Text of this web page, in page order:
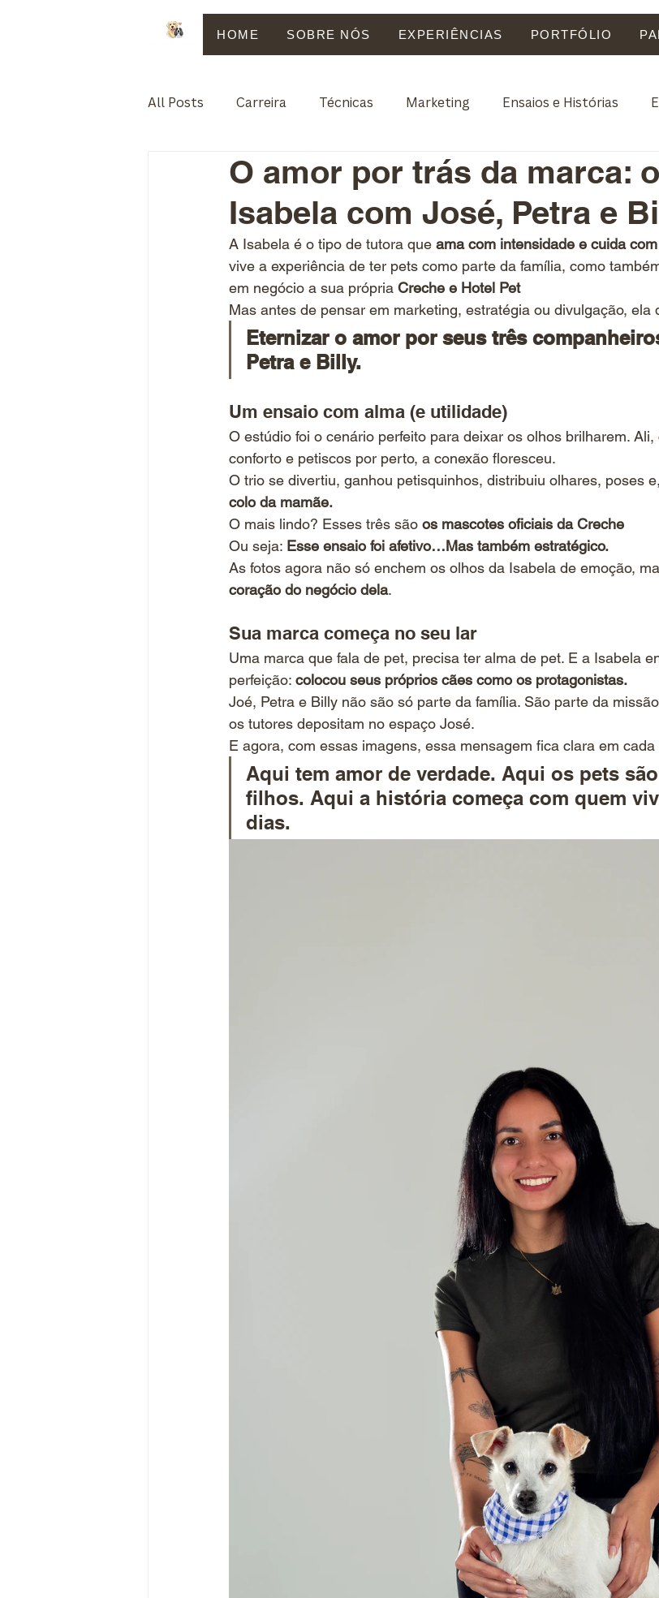
HOME SOBRE NÓS EXPERIÊNCIAS PORTFÓLIO
All Posts Carreira Técnicas Marketing Ensaios e Histórias
Vendas e Negócios Para tutores
O amor por trás da marca:
Isabela com José, Petra e
A Isabela é o tipo de tutora que ama com intensidade e cuida
vive a experiência de ter pets como parte da família, como
em negócio a sua própria Creche e Hotel Pet
Mas antes de pensar em marketing, estratégia ou divulgação, ela
Eternizar o amor por seus três
Petra e Billy.
Um ensaio com alma (e utilidade)
O estúdio foi o cenário perfeito para deixar os olhos brilharem.
conforto e petiscos por perto, a conexão floresceu.
O trio se divertiu, ganhou petisquinhos, distribuiu olhares, poses
colo da mamãe.
O mais lindo? Esses três são os mascotes oficiais da Creche
Ou seja: Esse ensaio foi afetivo…Mas também estratégico.
As fotos agora não só enchem os olhos da Isabela de emoção,
coração do negócio dela.
Sua marca começa no seu lar
Uma marca que fala de pet, precisa ter alma de pet. E a Isabela
perfeição: colocou seus próprios cães como os protagonistas.
Joé, Petra e Billy não são só parte da família. São parte da
os tutores depositam no espaço José.
E agora, com essas imagens, essa mensagem fica clara em cada
Aqui tem amor de verdade. Aqui os pets
filhos. Aqui a história começa com quem
dias.